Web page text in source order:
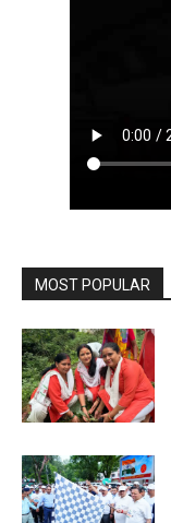
MOST POPULAR